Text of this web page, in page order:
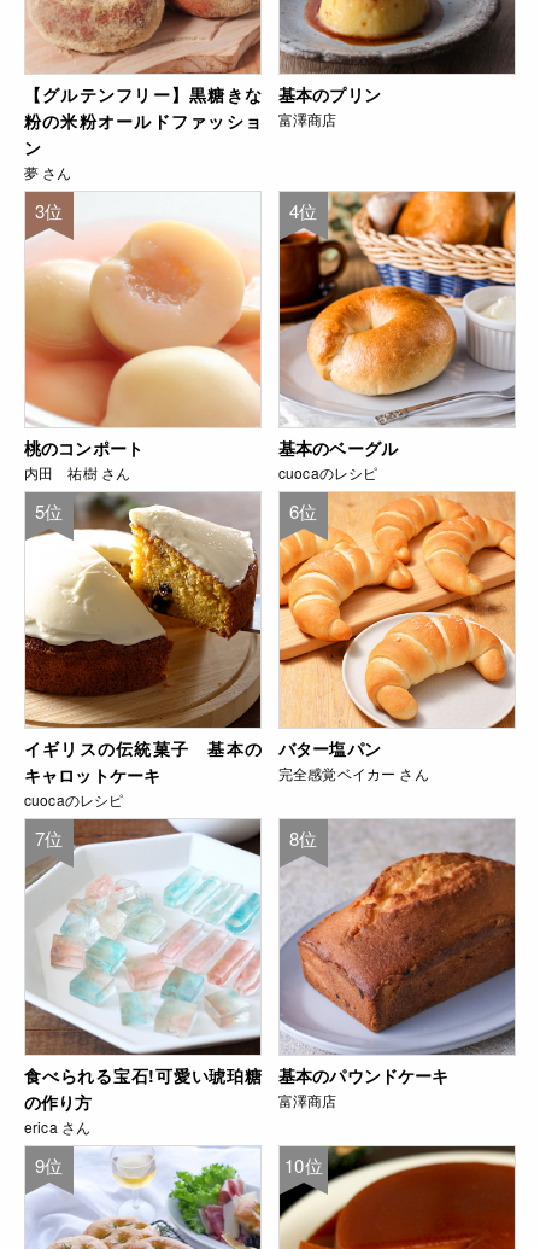
【グルテンフリー】黒糖きな
粉の米粉オールドファッショ
ン
夢 さん
基本のプリン
富澤商店
3位
桃のコンポート
内田 祐樹 さん
4位
基本のベーグル
cuocaのレシピ
5位
イギリスの伝統菓子 基本の
キャロットケーキ
cuocaのレシピ
6位
バター塩パン
完全感覚ベイカー さん
7位
食べられる宝石!可愛い琥珀糖
の作り方
erica さん
8位
基本のパウンドケーキ
富澤商店
9位 10位